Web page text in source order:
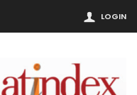
LOGIN